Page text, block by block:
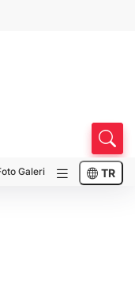
Galeri TR